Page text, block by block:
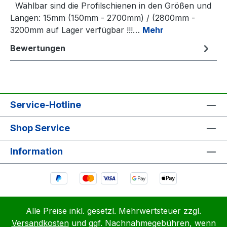
Wählbar sind die Profilschienen in den Größen und
Längen: 15mm (150mm - 2700mm) / (2800mm -
3200mm auf Lager verfügbar !!!… Mehr
Bewertungen
Service-Hotline
Shop Service
Information
Alle Preise inkl. gesetzl. Mehrwertsteuer zzgl.
Versandkostenund ggf. Nachnahmegebühren, wenn